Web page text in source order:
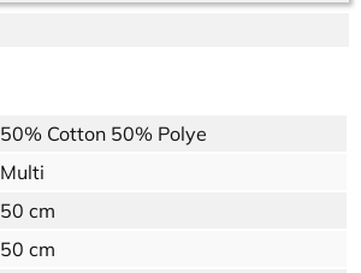
50% Cotton 50% Polye
Multi
50 cm
50 cm